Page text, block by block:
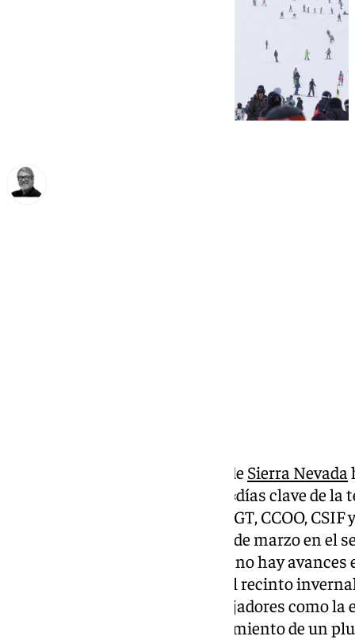
La Asociación de Empresarios de Sierra Nevada
que puede tener una huelga en «días clave de la
trascender que los sindicatos UGT, CCOO,
convocatoria de huelga a partir de marzo en el
estación de esquí de Granada si no hay
empresa pública que gestiona el recinto
de reivindicaciones de los trabajadores como
externalizaciones o el establecimiento de un